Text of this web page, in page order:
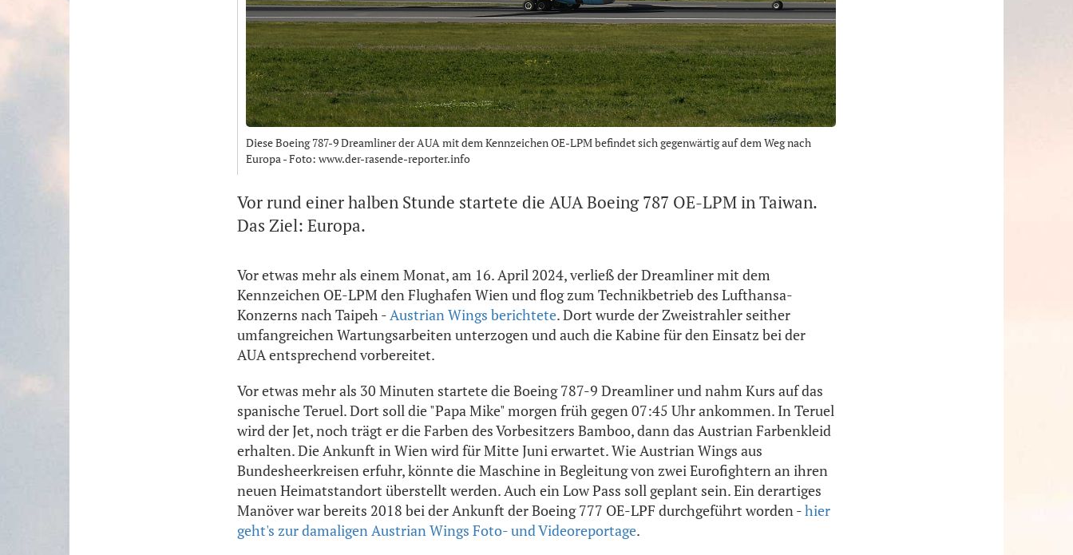
Diese Boeing 787-9 Dreamliner der AUA mit dem Kennzeichen OE-LPM befindet sich gegenwärtig auf dem Weg nach
Europa - Foto: www.der-rasende-reporter.info
Vor rund einer halben Stunde startete die AUA Boeing 787 OE-LPM in Taiwan.
Das Ziel: Europa.
Vor etwas mehr als einem Monat, am 16. April 2024, verließ der Dreamliner mit dem
Kennzeichen OE-LPM den Flughafen Wien und flog zum Technikbetrieb des Lufthansa-
Konzerns nach Taipeh -Austrian Wings berichtete. Dort wurde der Zweistrahler seither
umfangreichen Wartungsarbeiten unterzogen und auch die Kabine für den Einsatz bei der
AUA entsprechend vorbereitet.
Vor etwas mehr als 30 Minuten startete die Boeing 787-9 Dreamliner und nahm Kurs auf das
spanische Teruel. Dort soll die "Papa Mike" morgen früh gegen 07:45 Uhr ankommen. In Teruel
wird der Jet, noch trägt er die Farben des Vorbesitzers Bamboo, dann das Austrian Farbenkleid
erhalten. Die Ankunft in Wien wird für Mitte Juni erwartet. Wie Austrian Wings aus
Bundesheerkreisen erfuhr, könnte die Maschine in Begleitung von zwei Eurofightern an ihren
neuen Heimatstandort überstellt werden. Auch ein Low Pass soll geplant sein. Ein derartiges
Manöver war bereits 2018 bei der Ankunft der Boeing 777 OE-LPF durchgeführt worden -hier
geht's zur damaligen Austrian Wings Foto- und Videoreportage.